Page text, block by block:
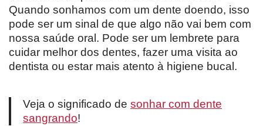
Quando sonhamos com um dente doendo, isso
pode ser um sinal de que algo não vai bem com
nossa saúde oral. Pode ser um lembrete para
cuidar melhor dos dentes, fazer uma visita ao
dentista ou estar mais atento à higiene bucal.
Veja o significado de sonhar com dente
sangrando!